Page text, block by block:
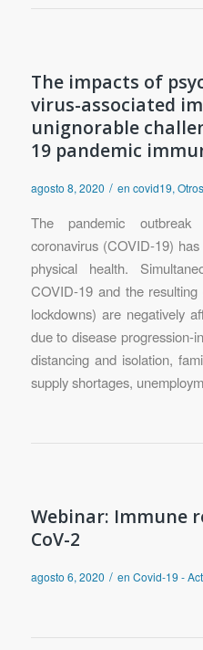
The impacts of
virus-associated
unignorable
19 pandemic
agosto 8, 2020 / en covid19,
The pandemic
coronavirus (COVID-19)
physical health.
COVID-19 and the
lockdowns) are negatively
due to disease progression-
distancing and isolation,
supply shortages,
Webinar: Immune
CoV-2
agosto 6, 2020 / en Covid-19 -